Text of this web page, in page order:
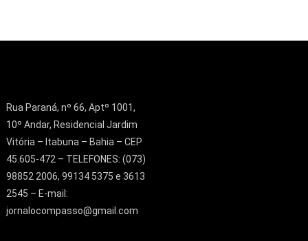
Rua Paraná, nº 66, Aptº 1001,
10º Andar, Residencial Jardim
Vitória – Itabuna – Bahia – CEP
45.605-472 – TELEFONES: (073)
98852 2006, 99134 5375 e 3613
2545 – E-mail:
jornalocompasso@gmail.com